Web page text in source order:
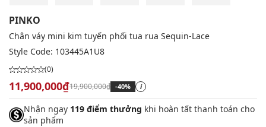
PINKO
Chân váy mini kim tuyến phối tua rua Sequin-Lace
Style Code: 103445A1U8
(0)
11,900,000₫19,900,000₫ -40% i
Nhận ngay 119 điểm thưởng khi hoàn tất thanh toán cho
sản phẩm